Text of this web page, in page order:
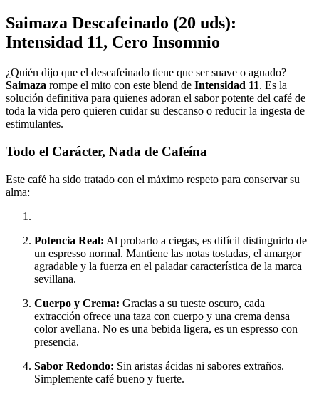
Saimaza Descafeinado (20 uds):
Intensidad 11, Cero Insomnio
¿Quién dijo que el descafeinado tiene que ser suave o aguado?
Saimaza rompe el mito con este blend de Intensidad 11. Es la
solución definitiva para quienes adoran el sabor potente del café de
toda la vida pero quieren cuidar su descanso o reducir la ingesta de
estimulantes.
Todo el Carácter, Nada de Cafeína
Este café ha sido tratado con el máximo respeto para conservar su
alma:
Potencia Real: Al probarlo a ciegas, es difícil distinguirlo de
un espresso normal. Mantiene las notas tostadas, el amargor
agradable y la fuerza en el paladar característica de la marca
sevillana.
Cuerpo y Crema: Gracias a su tueste oscuro, cada
extracción ofrece una taza con cuerpo y una crema densa
color avellana. No es una bebida ligera, es un espresso con
presencia.
Sabor Redondo: Sin aristas ácidas ni sabores extraños.
Simplemente café bueno y fuerte.